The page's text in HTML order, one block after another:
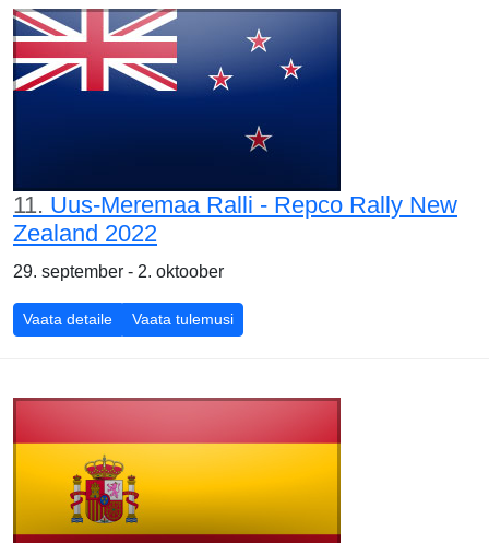
11. Uus-Meremaa Ralli - Repco Rally New
Zealand 2022
29. september - 2. oktoober
Vaata detaile Vaata tulemusi